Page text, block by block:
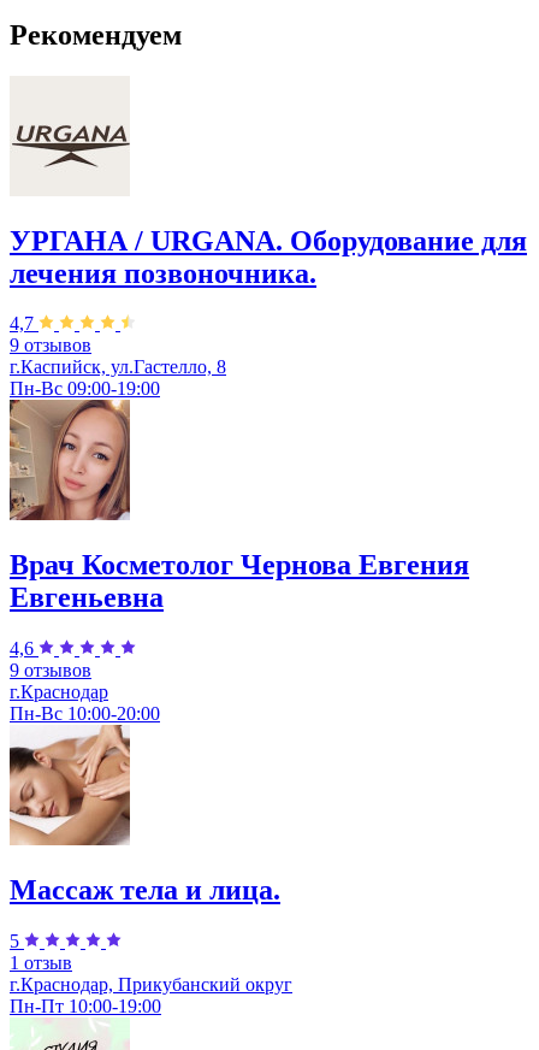
Рекомендуем
УРГАНА / URGANA. Оборудование для
лечения позвоночника.
4,7
9 отзывов
г.Каспийск, ул.Гастелло, 8
Пн-Вс 09:00-19:00
Врач Косметолог Чернова Евгения
Евгеньевна
4,6
9 отзывов
г.Краснодар
Пн-Вс 10:00-20:00
Массаж тела и лица.
5
1 отзыв
г.Краснодар, Прикубанский округ
Пн-Пт 10:00-19:00